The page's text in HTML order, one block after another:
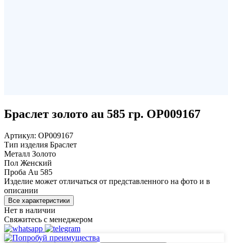
Браслет золото au 585 гр. ОР009167
Артикул: ОР009167
Тип изделия Браслет
Металл Золото
Пол Женский
Проба Au 585
Изделие может отличаться от представленного на фото и в
описании
Все характеристики
Нет в наличии
Свяжитесь с менеджером